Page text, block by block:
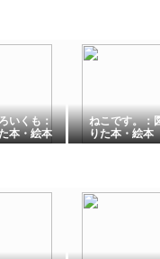
いくも：
本・絵本
ビュー・
ねこです。：
りた本・絵本
目】レビュー